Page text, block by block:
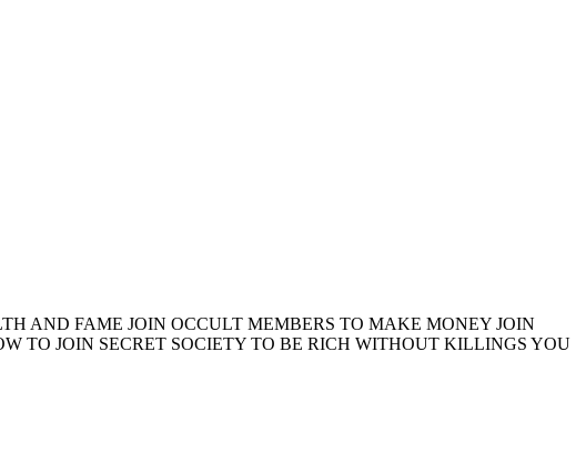
AND FAME JOIN OCCULT MEMBERS TO MAKE MONEY JOIN
TO JOIN SECRET SOCIETY TO BE RICH WITHOUT KILLINGS YOU